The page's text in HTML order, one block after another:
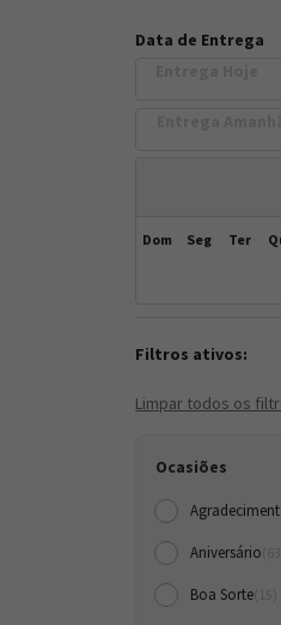
Data de Entrega
Dom Seg Ter
Filtros ativos:
Limpar todos os
Ocasiões
Aniversário
Boa Sorte